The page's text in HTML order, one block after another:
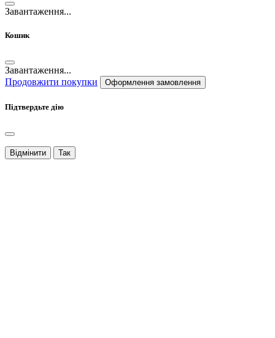
Завантаження...
Кошик
Завантаження...
Продовжити покупки
Оформлення замовлення
Підтвердьте дію
Відмінити Так